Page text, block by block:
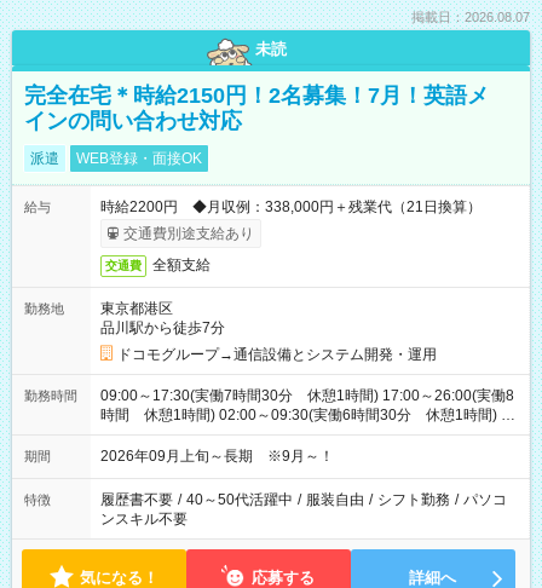
掲載日：2026.08.07
未読
完全在宅＊時給2150円！2名募集！7月！英語メ
インの問い合わせ対応
派遣 WEB登録・面接OK
給与
時給2200円 ◆月収例：338,000円＋残業代（21日換算）
交通費別途支給あり
交通費 全額支給
勤務地
東京都港区
品川駅から徒歩7分
ドコモグループ→通信設備とシステム開発・運用
勤務時間
09:00～17:30(実働7時間30分 休憩1時間) 17:00～26:00(実働8
時間 休憩1時間) 02:00～09:30(実働6時間30分 休憩1時間) ※
日勤は就業時間1/夜勤は就業時間2.3を連続で行って頂きます
期間 2026年09月上旬～長期 ※9月～！
特徴 履歴書不要 / 40～50代活躍中 / 服装自由 / シフト勤務 / パソコ
ンスキル不要
気になる！ 応募する 詳細へ